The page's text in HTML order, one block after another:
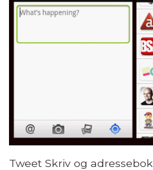
Tweet Skriv og adressebok